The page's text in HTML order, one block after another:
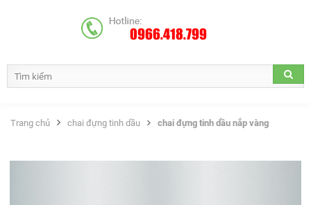
0966.418.799
Trang chủ chai đựng tinh dầu chai đựng tinh dầu nắp vàng